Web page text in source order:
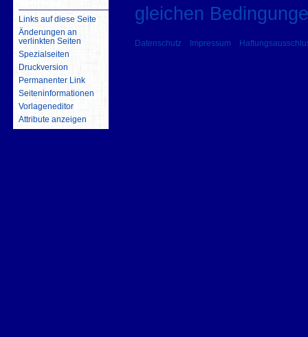
Links auf diese Seite
Änderungen an
verlinkten Seiten
Spezialseiten
Druckversion
Permanenter Link
Seiten­­informationen
Vorlageneditor
Attribute anzeigen
gleichen
Datenschutz Impressum